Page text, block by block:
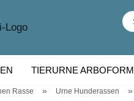
TIERURNE ARBOFORM
Rasse » Urne Hunderassen »